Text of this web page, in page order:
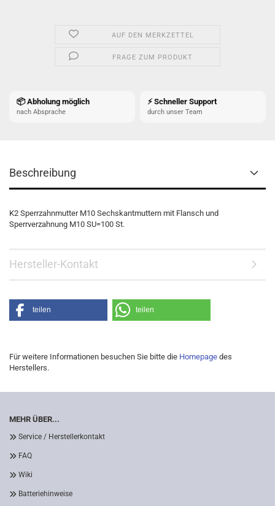
AUF DEN MERKZETTEL
FRAGE ZUM PRODUKT
📦 Abholung möglich
nach Absprache
⚡ Schneller Support
durch unser Team
Beschreibung
K2 Sperrzahnmutter M10 Sechskantmuttern mit Flansch und
Sperrverzahnung M10 SU=100 St.
Hersteller-Kontakt
teilen teilen
Für weitere Informationen besuchen Sie bitte die Homepage des
Herstellers.
MEHR ÜBER...
Service / Herstellerkontakt
FAQ
Wiki
Batteriehinweise